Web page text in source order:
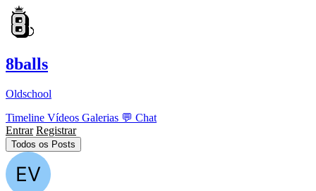
8balls
Oldschool
Timeline Vídeos Galerias 💬 Chat
Entrar Registrar
Todos os Posts